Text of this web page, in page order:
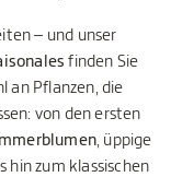
– und unser
finden Sie
an Pflanzen, die
von den ersten
, üppige
hin zum klassischen